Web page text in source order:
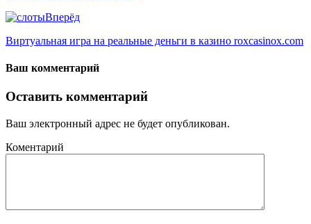
Вперёд
Виртуальная игра на реальные деньги в казино roxcasinox.com
Ваш комментарий
Оставить комментарий
Ваш электронный адрес не будет опубликован.
Коментарий